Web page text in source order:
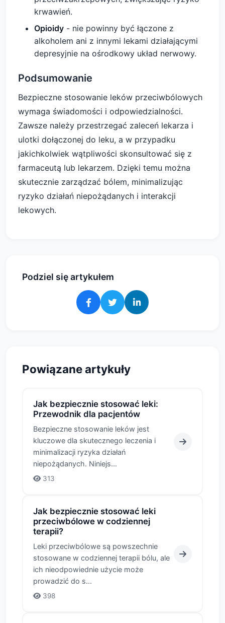
krwawień.
Opioidy - nie powinny być łączone z
alkoholem ani z innymi lekami działającymi
depresyjnie na ośrodkowy układ nerwowy.
Podsumowanie
Bezpieczne stosowanie leków przeciwbólowych
wymaga świadomości i odpowiedzialności.
Zawsze należy przestrzegać zaleceń lekarza i
ulotki dołączonej do leku, a w przypadku
jakichkolwiek wątpliwości skonsultować się z
farmaceutą lub lekarzem. Dzięki temu można
skutecznie zarządzać bólem, minimalizując
ryzyko działań niepożądanych i interakcji
lekowych.
Podziel się artykułem
Powiązane artykuły
Jak bezpiecznie stosować leki:
Przewodnik dla pacjentów
Bezpieczne stosowanie leków jest
kluczowe dla skutecznego leczenia i
minimalizacji ryzyka działań
niepożądanych. Niniejs...
313
Jak bezpiecznie stosować leki
przeciwbólowe w codziennej
terapii?
Leki przeciwbólowe są powszechnie
stosowane w codziennej terapii bólu, ale
ich nieodpowiednie użycie może
prowadzić do s...
398